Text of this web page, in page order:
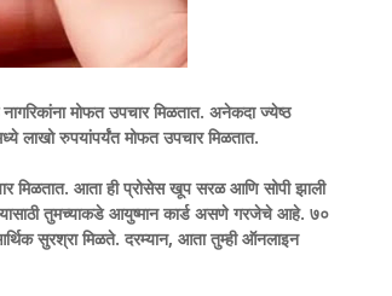
मोफत उपचार मिळतात. अनेकदा ज्येष्ठ
लाखो रुपयांपर्यंत मोफत उपचार मिळतात.
मिळतात. आता ही प्रोसेस खूप सरळ आणि सोपी झाली
तुमच्याकडे आयुष्मान कार्ड असणे गरजेचे आहे. ७०
सुरश्रा मिळते. दरम्यान, आता तुम्ही ऑनलाइन